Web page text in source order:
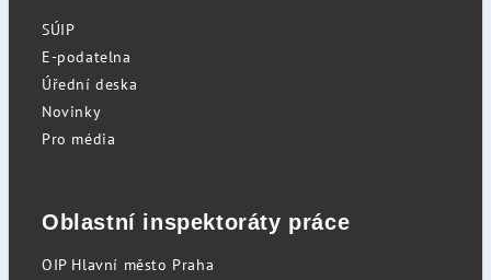
SÚIP
E-podatelna
Úřední deska
Novinky
Pro média
Oblastní inspektoráty práce
OIP Hlavní město Praha